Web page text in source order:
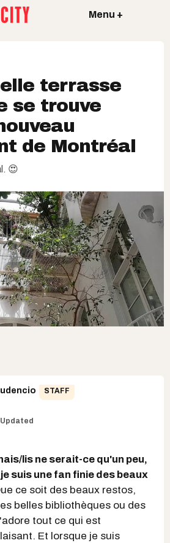
Menu +
terrasse
se trouve
de Montréal
😍
STAFF
Updated
lis ne serait-ce qu'un peu,
suis une fan finie des beaux
ce soit des beaux restos,
belles bibliothèques ou des
tout ce qui est
Et lorsque je suis